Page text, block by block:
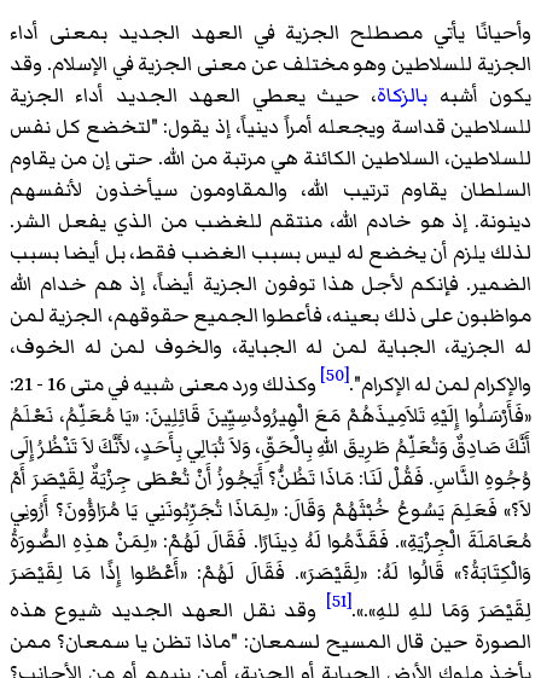
وأحيانًا يأتي مصطلح الجزية في العهد الجديد بمعنى أداء
الجزية للسلاطين وهو مختلف عن معنى الجزية في الإسلام. وقد
يكون أشبه بالزكاة، حيث يعطي العهد الجديد أداء الجزية
للسلاطين قداسة ويجعله أمراً دينياً، إذ يقول: "لتخضع كل نفس
للسلاطين، السلاطين الكائنة هي مرتبة من الله. حتى إن من يقاوم
السلطان يقاوم ترتيب الله، والمقاومون سيأخذون لأنفسهم
دينونة. إذ هو خادم الله، منتقم للغضب من الذي يفعل الشر.
لذلك يلزم أن يخضع له ليس بسبب الغضب فقط، بل أيضا بسبب
الضمير. فإنكم لأجل هذا توفون الجزية أيضاً، إذ هم خدام الله
مواظبون على ذلك بعينه، فأعطوا الجميع حقوقهم، الجزية لمن
له الجزية، الجباية لمن له الجباية، والخوف لمن له الخوف،
والإكرام لمن له الإكرام".[50]
وكذلك ورد معنى شبيه في متى 16 - 21:
«فَأَرْسَلُوا إِلَيْهِ تَلاَمِيذَهُمْ مَعَ الْهِيرُودُسِيِّينَ قَائِلِينَ: «يَا مُعَلِّمُ، نَعْلَمُ
أَنَّكَ صَادِقٌ وَتُعَلِّمُ طَرِيقَ اللهِ بِالْحَقِّ، وَلاَ تُبَالِي بِأَحَدٍ، لأَنَّكَ لاَ تَنْظُرُ إِلَى
وُجُوهِ النَّاسِ. فَقُلْ لَنَا: مَاذَا تَظُنُّ؟ أَيَجُوزُ أَنْ تُعْطَى جِزْيَةٌ لِقَيْصَرَ أَمْ
لاَ؟» فَعَلِمَ يَسُوعُ خُبْثَهُمْ وَقَالَ: «لِمَاذَا تُجَرِّبُونَنِي يَا مُرَاؤُونَ؟ أَرُونِي
مُعَامَلَةَ الْجِزْيَةِ». فَقَدَّمُوا لَهُ دِينَارًا. فَقَالَ لَهُمْ: «لِمَنْ هذِهِ الصُّورَةُ
وَالْكِتَابَةُ؟» قَالُوا لَهُ: «لِقَيْصَرَ». فَقَالَ لَهُمْ: «أَعْطُوا إِذًا مَا لِقَيْصَرَ
لِقَيْصَرَ وَمَا للهِ للهِ».».
[51]
وقد نقل العهد الجديد شيوع هذه
الصورة حين قال المسيح لسمعان: "ماذا تظن يا سمعان؟ ممن